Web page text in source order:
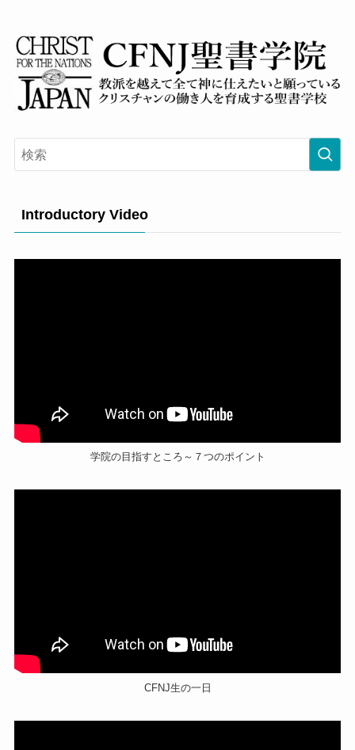
Introductory Video
学院の目指すところ～７つのポイント
CFNJ生の一日